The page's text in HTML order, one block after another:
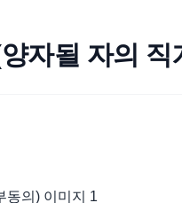
자될 자의 직